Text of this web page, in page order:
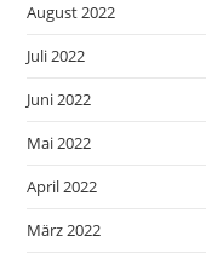
August 2022
Juli 2022
Juni 2022
Mai 2022
April 2022
März 2022